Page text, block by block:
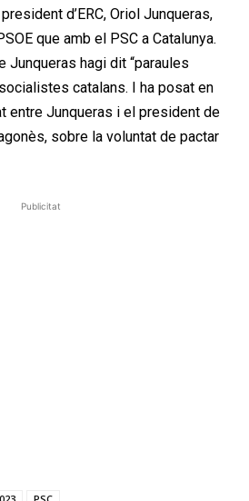
d’ERC, Oriol Junqueras,
que amb el PSC a Catalunya.
Junqueras hagi dit “paraules
catalans. I ha posat en
entre Junqueras i el president de
sobre la voluntat de pactar
Publicitat